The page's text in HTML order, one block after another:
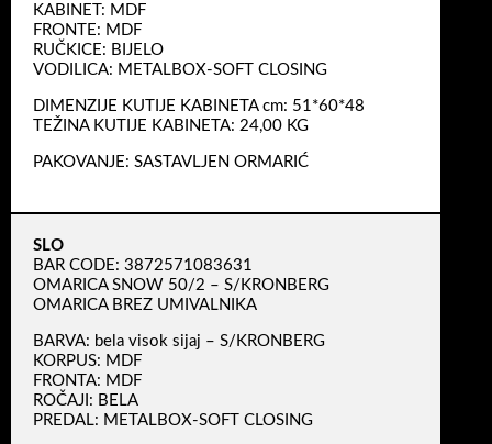
KABINET: MDF
FRONTE: MDF
RUČKICE: BIJELO
VODILICA: METALBOX-SOFT CLOSING
DIMENZIJE KUTIJE KABINETA cm: 51*60*48
TEŽINA KUTIJE KABINETA: 24,00 KG
PAKOVANJE: SASTAVLJEN ORMARIĆ
SLO
BAR CODE: 3872571083631
OMARICA SNOW 50/2 – S/KRONBERG
OMARICA BREZ UMIVALNIKA
BARVA: bela visok sijaj – S/KRONBERG
KORPUS: MDF
FRONTA: MDF
ROČAJI: BELA
PREDAL: METALBOX-SOFT CLOSING